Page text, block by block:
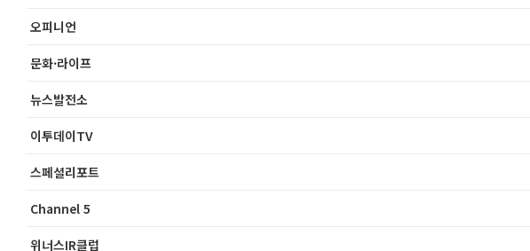
오피니언
문화·라이프
뉴스발전소
이투데이TV
스페셜리포트
Channel 5
위너스IR클럽